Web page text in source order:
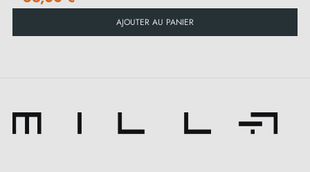
AJOUTER AU PANIER